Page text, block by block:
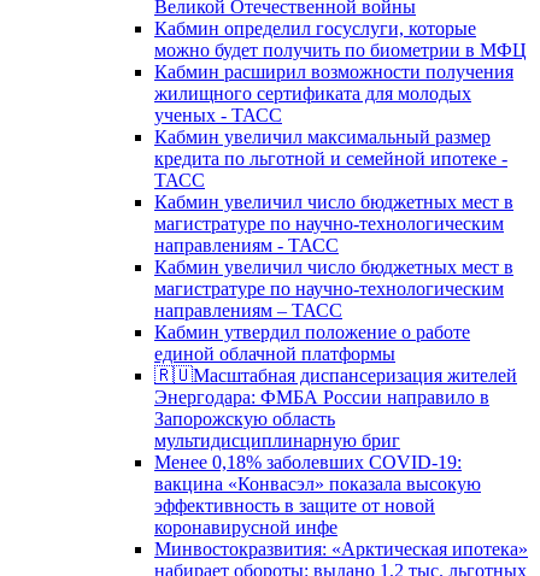
Великой Отечественной войны
Кабмин определил госуслуги, которые
можно будет получить по биометрии в МФЦ
Кабмин расширил возможности получения
жилищного сертификата для молодых
ученых - ТАСС
Кабмин увеличил максимальный размер
кредита по льготной и семейной ипотеке -
ТАСС
Кабмин увеличил число бюджетных мест в
магистратуре по научно-технологическим
направлениям - ТАСС
Кабмин увеличил число бюджетных мест в
магистратуре по научно-технологическим
направлениям – ТАСС
Кабмин утвердил положение о работе
единой облачной платформы
🇷🇺Масштабная диспансеризация жителей
Энергодара: ФМБА России направило в
Запорожскую область
мультидисциплинарную бриг
Менее 0,18% заболевших COVID-19:
вакцина «Конвасэл» показала высокую
эффективность в защите от новой
коронавирусной инфе
Минвостокразвития: «Арктическая ипотека»
набирает обороты: выдано 1,2 тыс. льготных